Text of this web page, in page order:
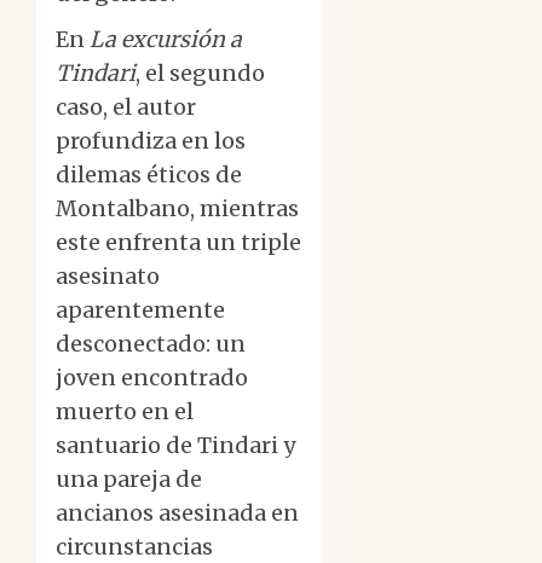
EnLa excursión a
Tindari, el segundo
caso, el autor
profundiza en los
dilemas éticos de
Montalbano, mientras
este enfrenta un triple
asesinato
aparentemente
desconectado: un
joven encontrado
muerto en el
santuario de Tindari y
una pareja de
ancianos asesinada en
circunstancias